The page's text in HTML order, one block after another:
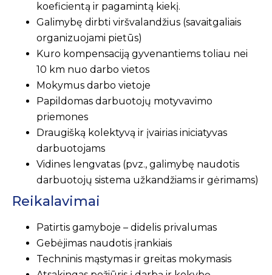
koeficientą ir pagamintą kiekį.
Galimybę dirbti viršvalandžius (savaitgaliais
organizuojami pietūs)
Kuro kompensaciją gyvenantiems toliau nei
10 km nuo darbo vietos
Mokymus darbo vietoje
Papildomas darbuotojų motyvavimo
priemones
Draugišką kolektyvą ir įvairias iniciatyvas
darbuotojams
Vidines lengvatas (pvz., galimybę naudotis
darbuotojų sistema užkandžiams ir gėrimams)
Reikalavimai
Patirtis gamyboje – didelis privalumas
Gebėjimas naudotis įrankiais
Techninis mąstymas ir greitas mokymasis